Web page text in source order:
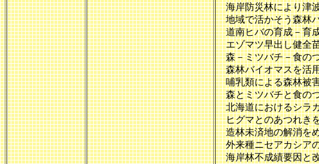
海岸防災林により津
地域で活かそう森林
道南ヒバの育成－育
エゾマツ早出し健全
森－ミツバチ－食の
森林バイオマスを活
哺乳類による森林被
森とミツバチと食の
北海道におけるシラ
ヒグマとのあつれきを
造林未済地の解消を
外来種ニセアカシア
海岸林不成績要因と